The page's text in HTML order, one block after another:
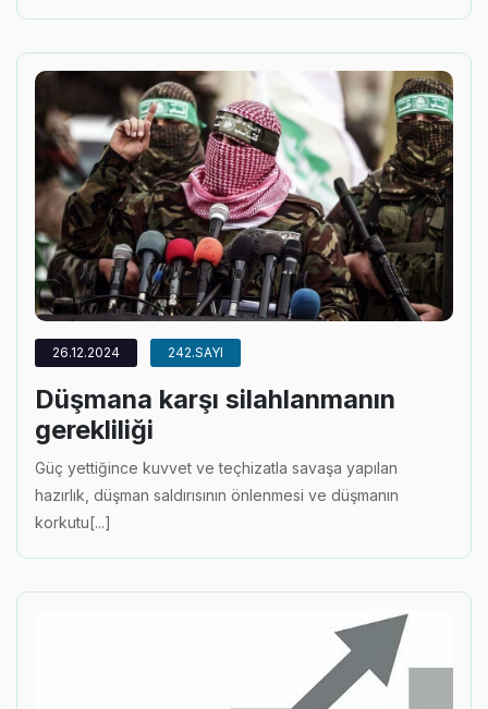
26.12.2024 242.SAYI
Düşmana karşı silahlanmanın
gerekliliği
Güç yettiğince kuvvet ve teçhizatla savaşa yapılan
hazırlık, düşman saldırısının önlenmesi ve düşmanın
korkutu[...]